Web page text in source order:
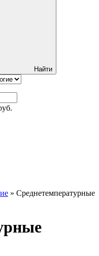
Найти
» Среднетемпературные